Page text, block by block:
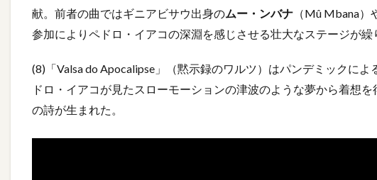
献。前者の曲ではギニアビサウ出身のムー・ンバナ （Mû Mbana）
参加によりペドロ・イアコの深淵を感じさせる壮大なステージが繰
(8)「Valsa do Apocalipse」（黙示録のワルツ）はパンデミックに
ドロ・イアコが見たスローモーションの津波のような夢から着想
の詩が生まれた。